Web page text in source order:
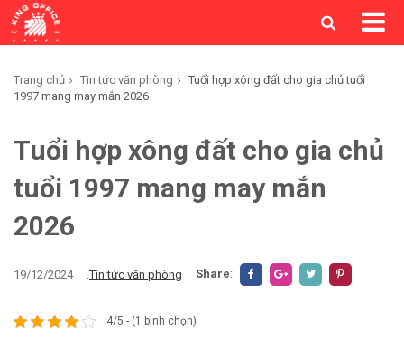
Trang chủ Tin tức văn phòng
Tuổi hợp xông đất cho gia chủ tuổi
1997 mang may mắn 2026
Tuổi hợp xông đất cho gia chủ
tuổi 1997 mang may mắn
2026
19/12/2024 .Tin tức văn phòng Share:
4/5 - (1 bình chọn)